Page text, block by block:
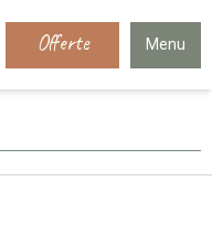
Offerte Menu